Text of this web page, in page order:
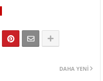
DAHA YENI